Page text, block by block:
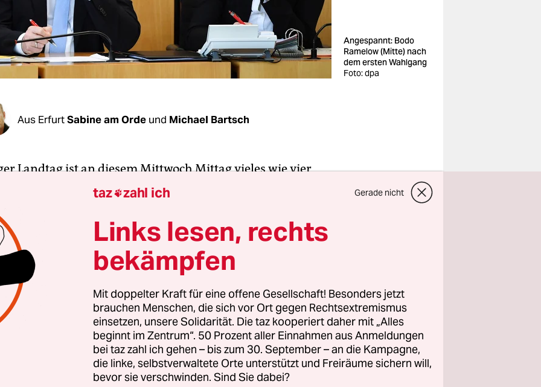
Angespannt: Bodo
Ramelow (Mitte) nach
dem ersten Wahlgang
Foto: dpa
Aus ErfurtSabine am Orde und Michael Bartsch
Landtag ist an diesem Mittwoch Mittag vieles wie vier
als zum ersten Mal in dieser Legislaturperiode die Wahl
auf der Tagesordnung stand. Rot-Rot-Grün
obwohl das Bündnis keine Mehrheit hat. Vier Stimmen
hofft auf die CDU. Linkspartei, SPD und Grüne schicken
den Linken Bodo Ramelow ins Rennen. Gegen ihn tritt ein
AfD an. Und: Die Spannung im Plenarsaal ist mit den
auch alles anders seit dem 5. Februar, als FDP-Mann
nicht nur mit den Stimmen von FDP und CDU,
mit denen der AfD zum Thüringer Ministerpräsidenten
Ein Novum in der Geschichte der Bundesrepublik,
taz zahl ich Gerade nicht
Links lesen, rechts
bekämpfen
Mit doppelter Kraft für eine offene Gesellschaft! Besonders jetzt
brauchen Menschen, die sich vor Ort gegen Rechtsextremismus
einsetzen, unsere Solidarität. Die taz kooperiert daher mit „Alles
beginnt im Zentrum“. 50 Prozent aller Einnahmen aus Anmeldungen
bei taz zahl ich gehen – bis zum 30. September – an die Kampagne,
die linke, selbstverwaltete Orte unterstützt und Freiräume sichern will,
bevor sie verschwinden. Sind Sie dabei?